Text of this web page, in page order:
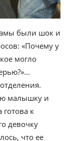
были шок и
«Почему у
могло
малышку и
к
девочку
что ее